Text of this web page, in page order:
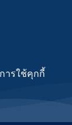
ารใช้คุกกี้